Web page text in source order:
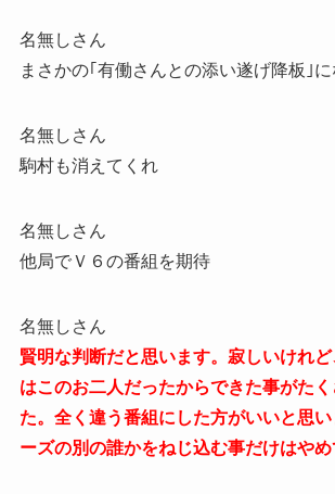
名無しさん
まさかの｢有働さんとの添い遂げ降板｣
名無しさん
駒村も消えてくれ
名無しさん
他局でＶ６の番組を期待
名無しさん
賢明な判断だと思います。寂しいけれど
はこのお二人だったからできた事がた
た。全く違う番組にした方がいいと思
ーズの別の誰かをねじ込む事だけはやめ